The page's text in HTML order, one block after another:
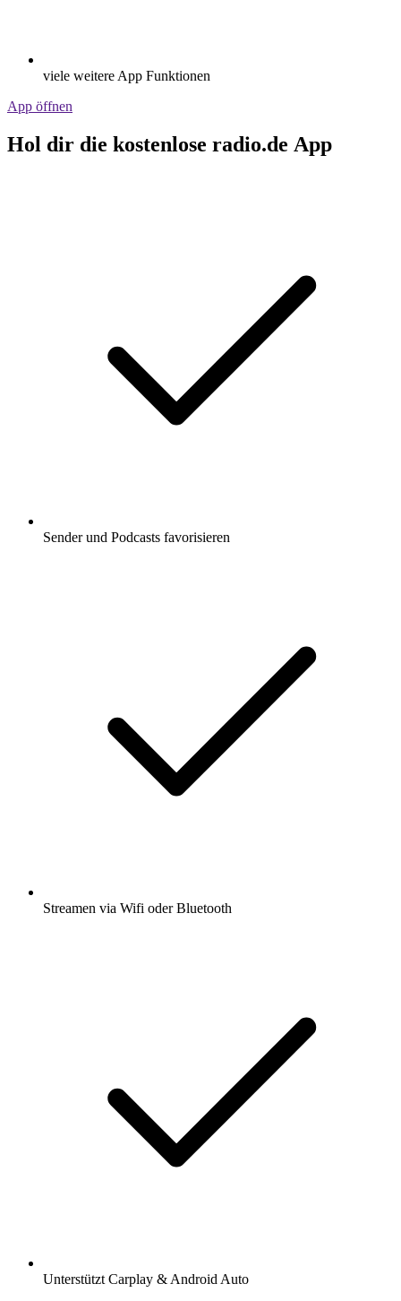
viele weitere App Funktionen
App öffnen
Hol dir die kostenlose radio.de App
Sender und Podcasts favorisieren
Streamen via Wifi oder Bluetooth
Unterstützt Carplay & Android Auto